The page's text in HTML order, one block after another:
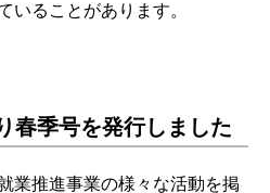
いることがあります。
季号を発行しました
業推進事業の様々な活動を掲